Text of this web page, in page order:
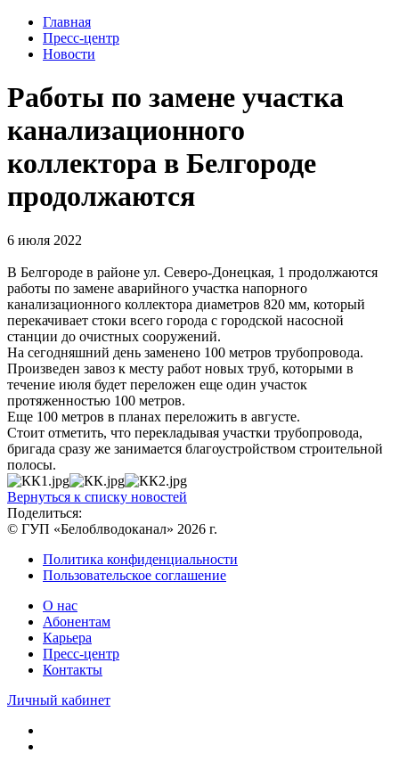
Главная
Пресс-центр
Новости
Работы по замене участка
канализационного
коллектора в Белгороде
продолжаются
6 июля 2022
В Белгороде в районе ул. Северо-Донецкая, 1 продолжаются
работы по замене аварийного участка напорного
канализационного коллектора диаметров 820 мм, который
перекачивает стоки всего города с городской насосной
станции до очистных сооружений.
На сегодняшний день заменено 100 метров трубопровода.
Произведен завоз к месту работ новых труб, которыми в
течение июля будет переложен еще один участок
протяженностью 100 метров.
Еще 100 метров в планах переложить в августе.
Стоит отметить, что перекладывая участки трубопровода,
бригада сразу же занимается благоустройством строительной
полосы.
Вернуться к списку новостей
Поделиться:
© ГУП «Белоблводоканал» 2026 г.
Политика конфиденциальности
Пользовательское соглашение
О нас
Абонентам
Карьера
Пресс-центр
Контакты
Личный кабинет